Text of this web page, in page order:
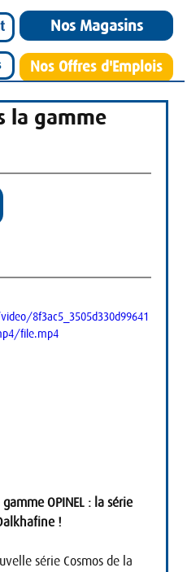
Nos Magasins
Nos Offres d'Emplois
la gamme
8f3ac5_3505d330d99641
file.mp4
OPINEL : la série
!
série Cosmos de la